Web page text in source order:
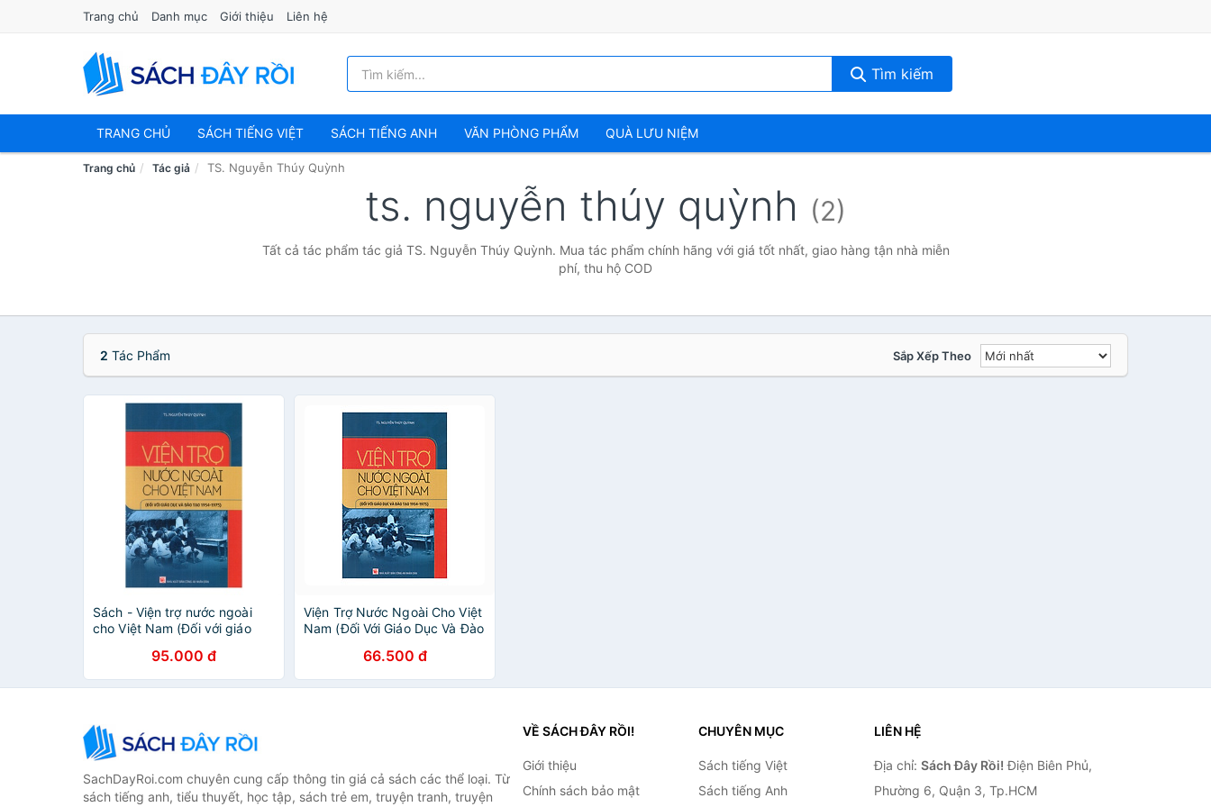
Trang chủ Danh mục Giới thiệu Liên hệ
Tìm kiếm
TRANG CHỦ SÁCH TIẾNG VIỆT SÁCH TIẾNG ANH VĂN PHÒNG PHẨM QUÀ LƯU NIỆM
Trang chủ Tác giả TS. Nguyễn Thúy Quỳnh
ts. nguyễn thúy quỳnh (2)
Tất cả tác phẩm tác giả TS. Nguyễn Thúy Quỳnh. Mua tác phẩm chính hãng với giá tốt nhất, giao hàng tận nhà miễn
phí, thu hộ COD
2 Tác Phẩm Sắp Xếp Theo
Sách - Viện trợ nước ngoài
cho Việt Nam (Đối với giáo
95.000 đ
Viện Trợ Nước Ngoài Cho Việt
Nam (Đối Với Giáo Dục Và Đào
66.500 đ
SachDayRoi.com chuyên cung cấp thông tin giá cả sách các thể loại. Từ
sách tiếng anh, tiểu thuyết, học tập, sách trẻ em, truyện tranh, truyện
VỀ SÁCH ĐÂY RỒI!
Giới thiệu
Chính sách bảo mật
CHUYÊN MỤC
Sách tiếng Việt
Sách tiếng Anh
LIÊN HỆ
Địa chỉ: Sách Đây Rồi! Điện Biên Phủ,
Phường 6, Quận 3, Tp.HCM